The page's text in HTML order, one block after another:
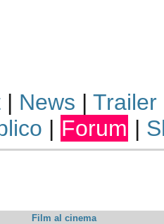
| News | Trailer
| Forum |
Film al cinema